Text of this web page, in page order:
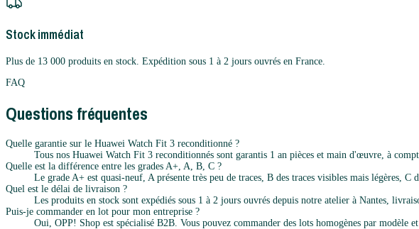
Stock immédiat
Plus de 13 000 produits en stock. Expédition sous 1 à 2 jours ouvrés en France.
FAQ
Questions fréquentes
Quelle garantie sur le Huawei Watch Fit 3 reconditionné ?
Tous nos Huawei Watch Fit 3 reconditionnés sont garantis 1 an pièces et main d'œuvre, à
Quelle est la différence entre les grades A+, A, B, C ?
Le grade A+ est quasi-neuf, A présente très peu de traces, B des traces visibles mais légères,
Quel est le délai de livraison ?
Les produits en stock sont expédiés sous 1 à 2 jours ouvrés depuis notre atelier à Nantes,
Puis-je commander en lot pour mon entreprise ?
Oui, OPP! Shop est spécialisé B2B. Vous pouvez commander des lots homogènes par modèle